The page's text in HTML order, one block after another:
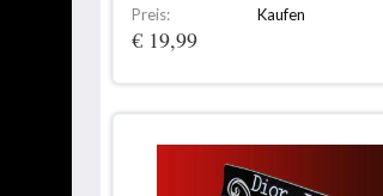
Preis:
€ 19,99
Kaufen